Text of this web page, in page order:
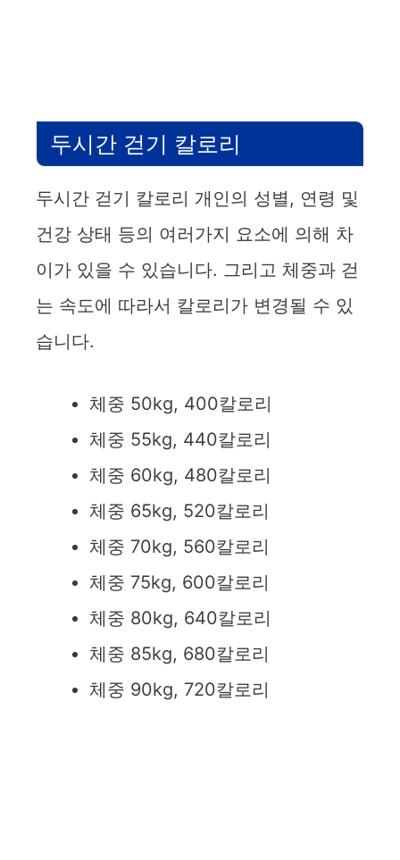
두시간 걷기 칼로리
두시간 걷기 칼로리 개인의 성별, 연령 및
건강 상태 등의 여러가지 요소에 의해 차
이가 있을 수 있습니다. 그리고 체중과 걷
는 속도에 따라서 칼로리가 변경될 수 있
습니다.
체중 50kg, 400칼로리
체중 55kg, 440칼로리
체중 60kg, 480칼로리
체중 65kg, 520칼로리
체중 70kg, 560칼로리
체중 75kg, 600칼로리
체중 80kg, 640칼로리
체중 85kg, 680칼로리
체중 90kg, 720칼로리